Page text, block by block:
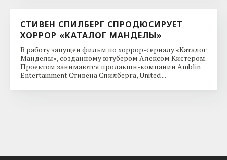
СТИВЕН СПИЛБЕРГ СПРОДЮСИРУЕТ
ХОРРОР «КАТАЛОГ МАНДЕЛЫ»
В работу запущен фильм по хоррор-сериалу «Каталог
Манделы», созданному ютубером Алексом Кистером.
Проектом занимаются продакшн-компании Amblin
Entertainment Стивена Спилберга, United ...